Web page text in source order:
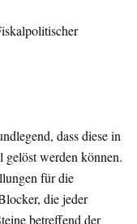
dass diese in
werden können.
für die
die jeder
betreffend der